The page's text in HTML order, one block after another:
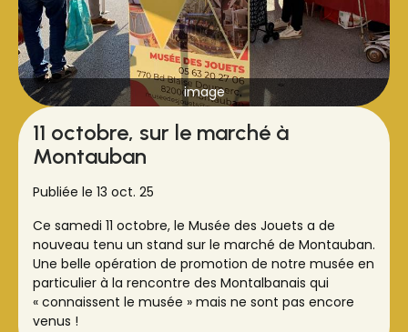
image
11 octobre, sur le marché à
Montauban
Publiée le 13 oct. 25
Ce samedi 11 octobre, le Musée des Jouets a de
nouveau tenu un stand sur le marché de Montauban.
Une belle opération de promotion de notre musée en
particulier à la rencontre des Montalbanais qui
« connaissent le musée » mais ne sont pas encore
venus !